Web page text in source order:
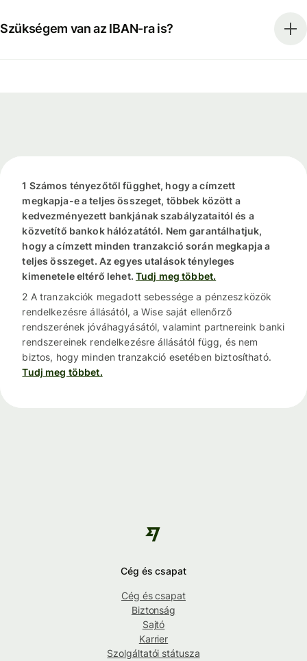
Szükségem van az IBAN-ra is?
1 Számos tényezőtől függhet, hogy a címzett
megkapja-e a teljes összeget, többek között a
kedvezményezett bankjának szabályzataitól és a
közvetítő bankok hálózatától. Nem garantálhatjuk,
hogy a címzett minden tranzakció során megkapja a
teljes összeget. Az egyes utalások tényleges
kimenetele eltérő lehet. Tudj meg többet.
2 A tranzakciók megadott sebessége a pénzeszközök
rendelkezésre állásától, a Wise saját ellenőrző
rendszerének jóváhagyásától, valamint partnereink banki
rendszereinek rendelkezésre állásától függ, és nem
biztos, hogy minden tranzakció esetében biztosítható.
Tudj meg többet.
Cég és csapat
Cég és csapat
Biztonság
Sajtó
Karrier
Szolgáltatói státusza